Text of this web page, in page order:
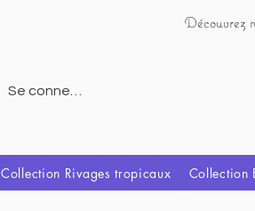
Découvrez
Se connecter
Collection Rivages tropicaux Collection